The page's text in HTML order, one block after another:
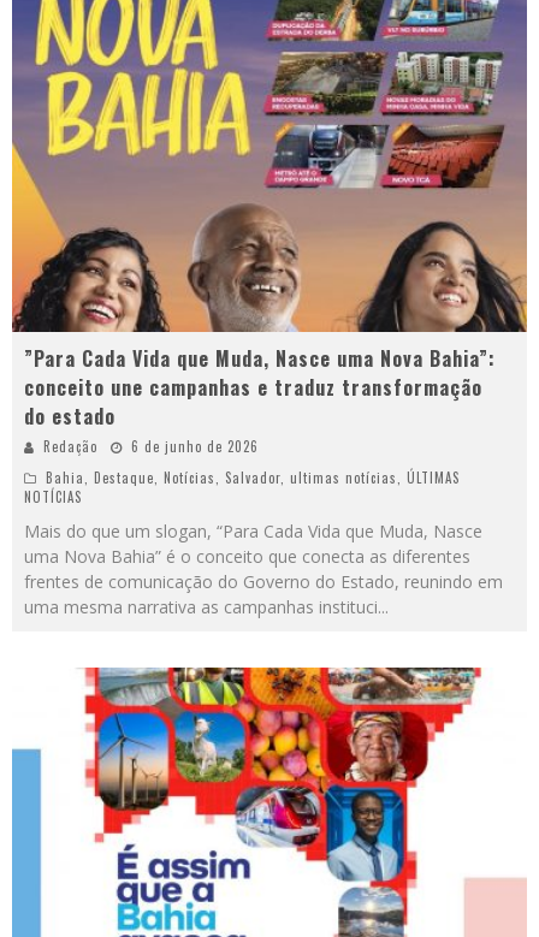
”Para Cada Vida que Muda, Nasce uma Nova Bahia”:
conceito une campanhas e traduz transformação
do estado
Redação
6 de junho de 2026
Bahia
Destaque Notícias Salvador ultimas notícias
ÚLTIMAS
NOTÍCIAS
Mais do que um slogan, “Para Cada Vida que Muda, Nasce
uma Nova Bahia” é o conceito que conecta as diferentes
frentes de comunicação do Governo do Estado, reunindo em
uma mesma narrativa as campanhas instituci...